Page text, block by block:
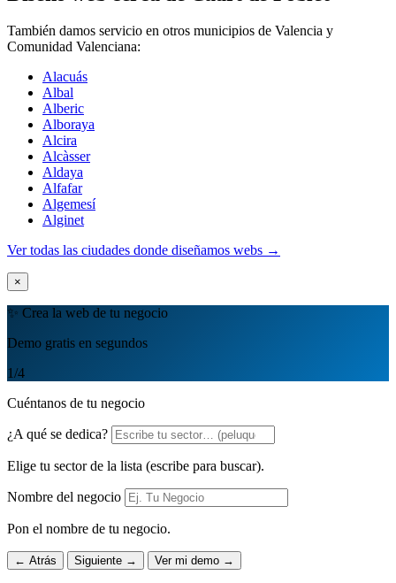
También damos servicio en otros municipios de Valencia y
Comunidad Valenciana:
Alacuás
Albal
Alberic
Alboraya
Alcira
Alcàsser
Aldaya
Alfafar
Algemesí
Alginet
Ver todas las ciudades donde diseñamos webs →
×
✨ Crea la web de tu negocio
Demo gratis en segundos
1/4
Cuéntanos de tu negocio
¿A qué se dedica?
Elige tu sector de la lista (escribe para buscar).
Nombre del negocio
Pon el nombre de tu negocio.
← Atrás Siguiente → Ver mi demo →